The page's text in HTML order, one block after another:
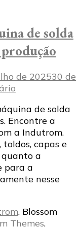
de solda
produção
de 202530 de
os
tipos
de
máquina
de
solda
e
ideal
de solda
Encontre a
a Indutrom.
capas e
a
para a
nesse
. Blossom
Themes.